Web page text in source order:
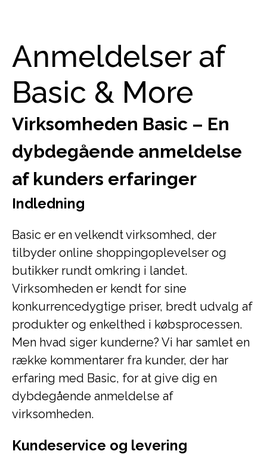
Anmeldelser af
Basic & More
Virksomheden Basic – En
dybdegående anmeldelse
af kunders erfaringer
Indledning
Basic er en velkendt virksomhed, der
tilbyder online shoppingoplevelser og
butikker rundt omkring i landet.
Virksomheden er kendt for sine
konkurrencedygtige priser, bredt udvalg af
produkter og enkelthed i købsprocessen.
Men hvad siger kunderne? Vi har samlet en
række kommentarer fra kunder, der har
erfaring med Basic, for at give dig en
dybdegående anmeldelse af
virksomheden.
Kundeservice og levering